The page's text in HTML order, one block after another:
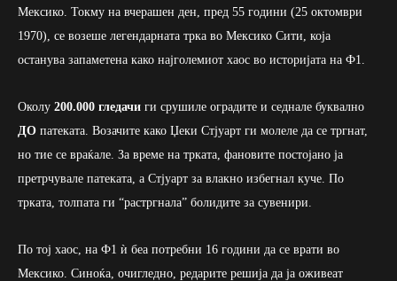
Мексико. Токму на вчерашен ден, пред 55 години (25 октомври
1970), се возеше легендарната трка во Мексико Сити, која
останува запаметена како најголемиот хаос во историјата на Ф1.
Околу 200.000 гледачи ги срушиле оградите и седнале буквално
ДО патеката. Возачите како Џеки Стјуарт ги молеле да се тргнат,
но тие се враќале. За време на трката, фановите постојано ја
претрчувале патеката, а Стјуарт за влакно избегнал куче. По
трката, толпата ги “растргнала” болидите за сувенири.
По тој хаос, на Ф1 ѝ беа потребни 16 години да се врати во
Мексико. Синоќа, очигледно, редарите решија да ја оживеат